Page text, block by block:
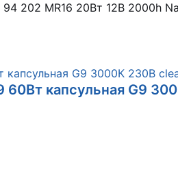
94 202 MR16 20Вт 12В 2000h
60Вт капсульная G9